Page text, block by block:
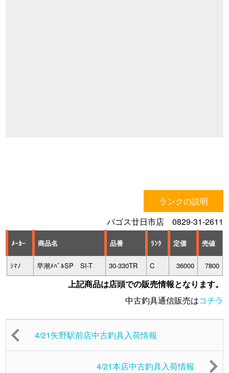
ランクの説明
パゴス廿日市店 0829-31-2611
ﾒｰｶｰ 商品名 品番 ﾗﾝｸ 定価 売値
ｼﾏﾉ 早潮ﾒﾊﾞﾙSP SI-T 30-330TR C 36000 7800
上記商品は店頭での販売情報となります。
中古釣具通信販売はコチラ
4/21矢野駅前店中古釣具入荷情報
4/21本店中古釣具入荷情報